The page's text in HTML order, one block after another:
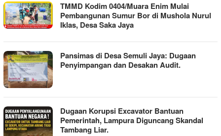
TMMD Kodim 0404/Muara Enim Mulai
Pembangunan Sumur Bor di Mushola Nurul
Iklas, Desa Saka Jaya
Pansimas di Desa Semuli Jaya: Dugaan
Penyimpangan dan Desakan Audit.
Dugaan Korupsi Excavator Bantuan
Pemerintah, Lampura Diguncang Skandal
Tambang Liar.